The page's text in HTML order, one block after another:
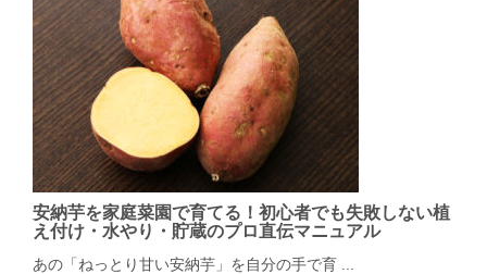
安納芋を家庭菜園で育てる！初心者でも失敗しない植
え付け・水やり・貯蔵のプロ直伝マニュアル
あの「ねっとり甘い安納芋」を自分の手で育 ...